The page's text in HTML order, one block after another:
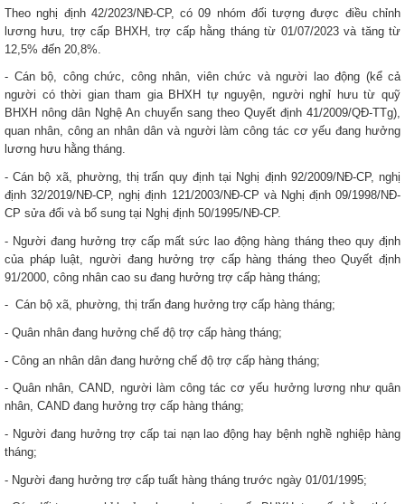
Theo nghị định 42/2023/NĐ-CP, có 09 nhóm đối tượng được điều chỉnh
lương hưu, trợ cấp BHXH, trợ cấp hằng tháng từ 01/07/2023 và tăng từ
12,5% đến 20,8%.
- Cán bộ, công chức, công nhân, viên chức và người lao động (kể cả
người có thời gian tham gia BHXH tự nguyện, người nghỉ hưu từ quỹ
BHXH nông dân Nghệ An chuyển sang theo Quyết định 41/2009/QĐ-TTg),
quan nhân, công an nhân dân và người làm công tác cơ yếu đang hưởng
lương hưu hằng tháng.
- Cán bộ xã, phường, thị trấn quy định tại Nghị định 92/2009/NĐ-CP, nghị
định 32/2019/NĐ-CP, nghị định 121/2003/NĐ-CP và Nghị định 09/1998/NĐ-
CP sửa đổi và bổ sung tại Nghị định 50/1995/NĐ-CP.
- Người đang hưởng trợ cấp mất sức lao động hàng tháng theo quy định
của pháp luật, người đang hưởng trợ cấp hàng tháng theo Quyết định
91/2000, công nhân cao su đang hưởng trợ cấp hàng tháng;
- Cán bộ xã, phường, thị trấn đang hưởng trợ cấp hàng tháng;
- Quân nhân đang hưởng chế độ trợ cấp hàng tháng;
- Công an nhân dân đang hưởng chế độ trợ cấp hàng tháng;
- Quân nhân, CAND, người làm công tác cơ yếu hưởng lương như quân
nhân, CAND đang hưởng trợ cấp hàng tháng;
- Người đang hưởng trợ cấp tai nạn lao động hay bệnh nghề nghiệp hàng
tháng;
- Người đang hưởng trợ cấp tuất hàng tháng trước ngày 01/01/1995;